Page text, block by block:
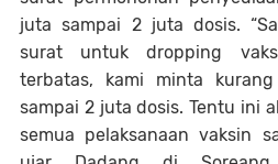
juta sampai 2 juta dosis.
surat untuk dropping
terbatas, kami minta
sampai 2 juta dosis. Tentu ini
semua pelaksanaan vaksin